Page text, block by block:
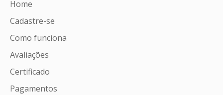
Home
Cadastre-se
Como funciona
Avaliações
Certificado
Pagamentos